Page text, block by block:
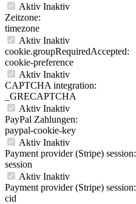
Aktiv Inaktiv
Zeitzone:
timezone
Aktiv Inaktiv
cookie.groupRequiredAccepted:
cookie-preference
Aktiv Inaktiv
CAPTCHA integration:
_GRECAPTCHA
Aktiv Inaktiv
PayPal Zahlungen:
paypal-cookie-key
Aktiv Inaktiv
Payment provider (Stripe) session:
session
Aktiv Inaktiv
Payment provider (Stripe) session:
cid